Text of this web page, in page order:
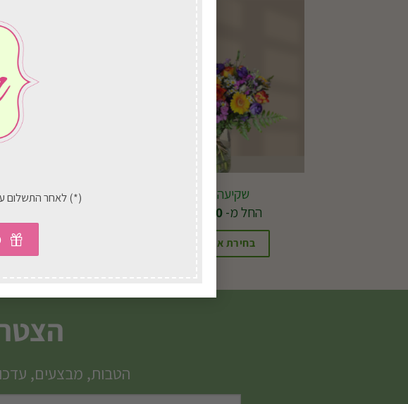
(*) לאחר התשלום
שקיעה סגולה
החל מ-192.00
בחירת אפשרויות
זה
לבחור
קוקטייל
בחירת
הטבות, מבצעים,